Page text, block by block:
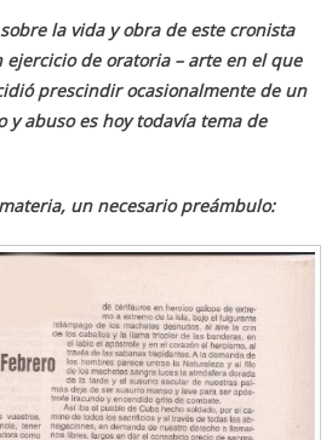
la vida y obra de este cronista
ejercicio de oratoria – arte en el que
prescindir ocasionalmente de un
y abuso es hoy todavía tema de
un necesario preámbulo: